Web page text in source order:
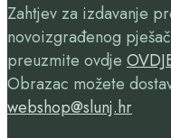
Zahtjev za izdavanje
novoizgrađenog
preuzmite ovdje
Obrazac možete
webshop@slunj.hr